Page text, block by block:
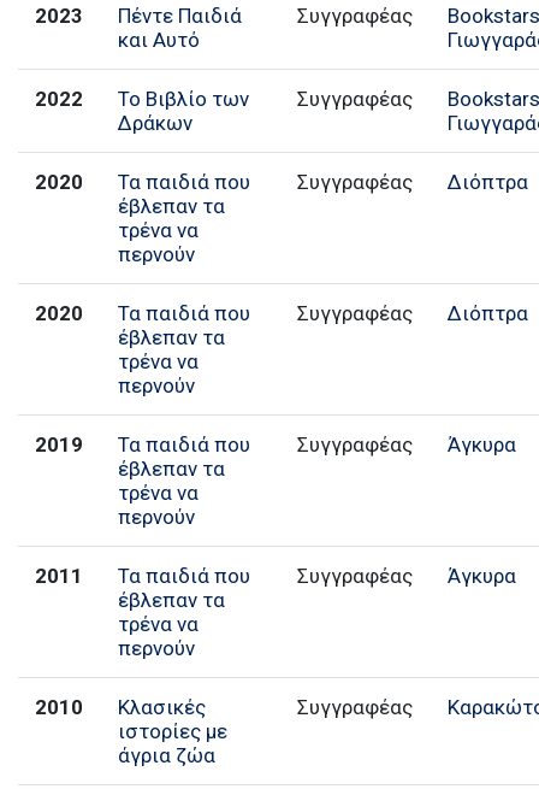
2023
Πέντε Παιδιά
και Αυτό
Συγγραφέας
2022
Το Βιβλίο των
Δράκων
Συγγραφέας
2020
Τα παιδιά που
έβλεπαν τα
τρένα να
περνούν
Συγγραφέας Διόπτρα
2020
Τα παιδιά που
έβλεπαν τα
τρένα να
περνούν
Συγγραφέας Διόπτρα
2019
Τα παιδιά που
έβλεπαν τα
τρένα να
περνούν
Συγγραφέας Άγκυρα
2011
Τα παιδιά που
έβλεπαν τα
τρένα να
περνούν
Συγγραφέας Άγκυρα
2010
Κλασικές
ιστορίες με
άγρια ζώα
Συγγραφέας